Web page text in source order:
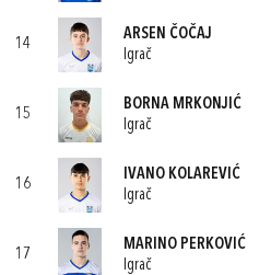
14
ARSEN ČOČAJ
Igrač
15
BORNA MRKONJIĆ
Igrač
16
IVANO KOLAREVIĆ
Igrač
17
MARINO PERKOVIĆ
Igrač